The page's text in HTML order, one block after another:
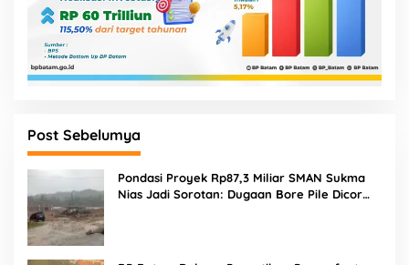
Post Sebelumya
Pondasi Proyek Rp87,3 Miliar SMAN Sukma
Nias Jadi Sorotan: Dugaan Bore Pile Dicor